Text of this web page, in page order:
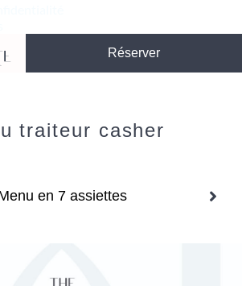
Réserver
traiteur casher
en 7 assiettes